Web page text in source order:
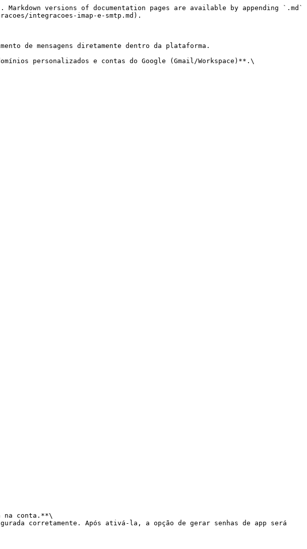
versions of documentation pages are available by appending `.md`
integracoes-imap-e-smtp.md).
de mensagens diretamente dentro da plataforma.
personalizados e contas do Google (Gmail/Workspace)**.\
na conta.**\
corretamente. Após ativá-la, a opção de gerar senhas de app será